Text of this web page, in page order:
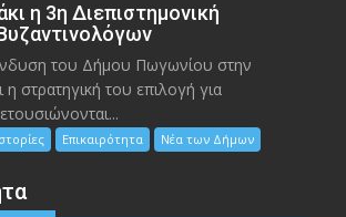
η 3η Διεπιστημονική
του Δήμου Πωγωνίου στην
η στρατηγική του επιλογή για
Επικαιρότητα Νέα των Δήμων